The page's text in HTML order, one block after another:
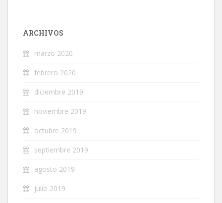
ARCHIVOS
marzo 2020
febrero 2020
diciembre 2019
noviembre 2019
octubre 2019
septiembre 2019
agosto 2019
julio 2019